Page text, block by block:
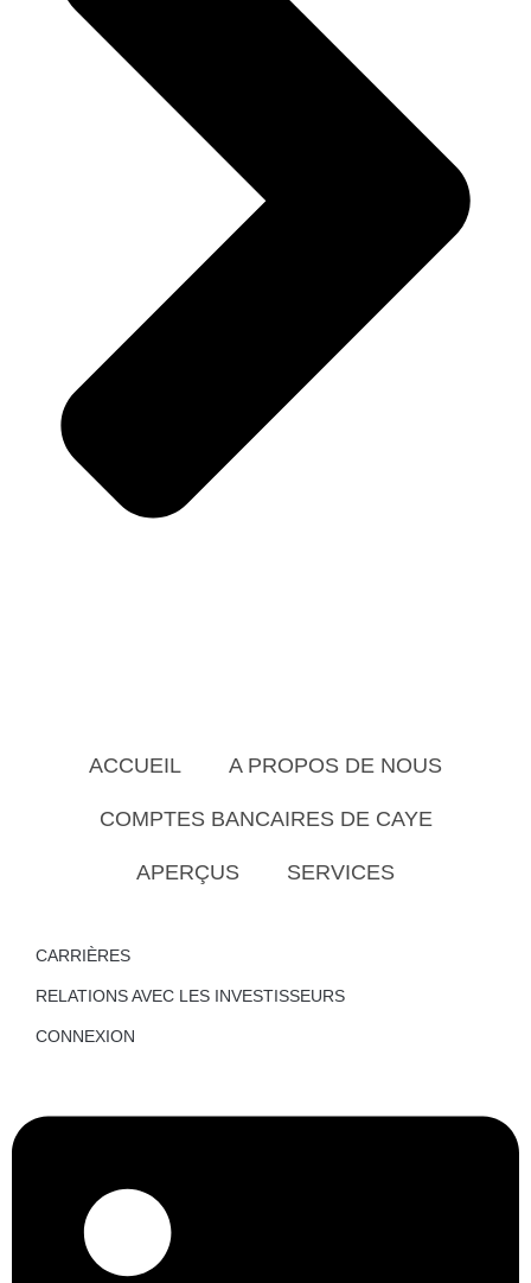
ACCUEIL A PROPOS DE NOUS
COMPTES BANCAIRES DE CAYE
APERÇUS SERVICES
CARRIÈRES
RELATIONS AVEC LES INVESTISSEURS
CONNEXION